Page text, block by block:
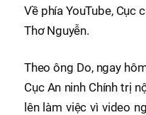
Về phía YouTube, Cục
Thơ Nguyễn.
Theo ông Do, ngay
Cục An ninh Chính trị
lên làm việc vì video